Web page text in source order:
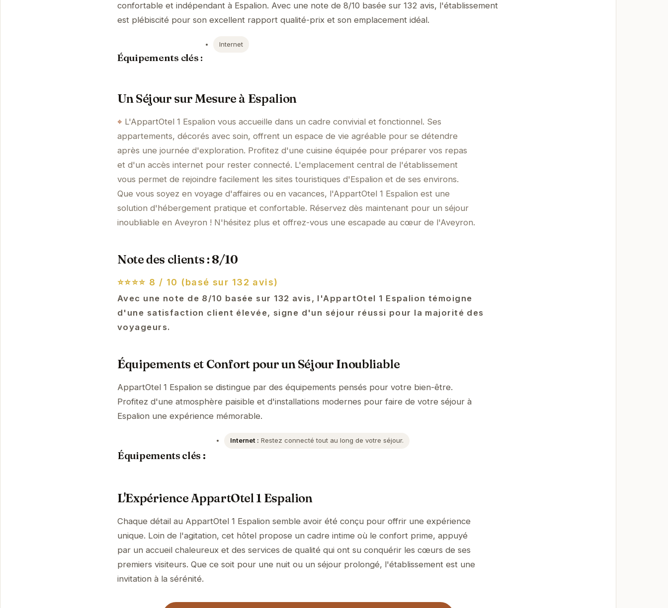
confortable et indépendant à Espalion. Avec une note de 8/10 basée sur 132 avis, l'établissement
est plébiscité pour son excellent rapport qualité-prix et son emplacement idéal.
Équipements clés :
Internet
Un Séjour sur Mesure à Espalion
L'AppartOtel 1 Espalion vous accueille dans un cadre convivial et fonctionnel. Ses
appartements, décorés avec soin, offrent un espace de vie agréable pour se détendre
après une journée d'exploration. Profitez d'une cuisine équipée pour préparer vos repas
et d'un accès internet pour rester connecté. L'emplacement central de l'établissement
vous permet de rejoindre facilement les sites touristiques d'Espalion et de ses environs.
Que vous soyez en voyage d'affaires ou en vacances, l'AppartOtel 1 Espalion est une
solution d'hébergement pratique et confortable. Réservez dès maintenant pour un séjour
inoubliable en Aveyron ! N'hésitez plus et offrez-vous une escapade au cœur de l'Aveyron.
Note des clients : 8/10
⭐⭐⭐⭐ 8 / 10 (basé sur 132 avis)
Avec une note de 8/10 basée sur 132 avis, l'AppartOtel 1 Espalion témoigne
d'une satisfaction client élevée, signe d'un séjour réussi pour la majorité des
voyageurs.
Équipements et Confort pour un Séjour Inoubliable
AppartOtel 1 Espalion se distingue par des équipements pensés pour votre bien-être.
Profitez d'une atmosphère paisible et d'installations modernes pour faire de votre séjour à
Espalion une expérience mémorable.
Équipements clés :
Internet : Restez connecté tout au long de votre séjour.
L'Expérience AppartOtel 1 Espalion
Chaque détail au AppartOtel 1 Espalion semble avoir été conçu pour offrir une expérience
unique. Loin de l'agitation, cet hôtel propose un cadre intime où le confort prime, appuyé
par un accueil chaleureux et des services de qualité qui ont su conquérir les cœurs de ses
premiers visiteurs. Que ce soit pour une nuit ou un séjour prolongé, l'établissement est une
invitation à la sérénité.